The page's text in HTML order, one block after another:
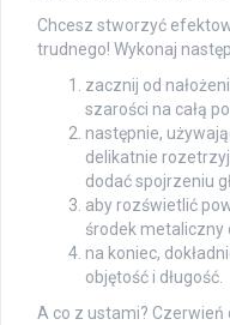
Chcesz stworzyć
trudnego! Wykonaj
zacznij od
szarości na całą
następnie,
delikatnie
dodać spojrzeniu
aby rozświetlić
środek metaliczny
na koniec,
objętość i długość.
A co z ustami? Czerwień